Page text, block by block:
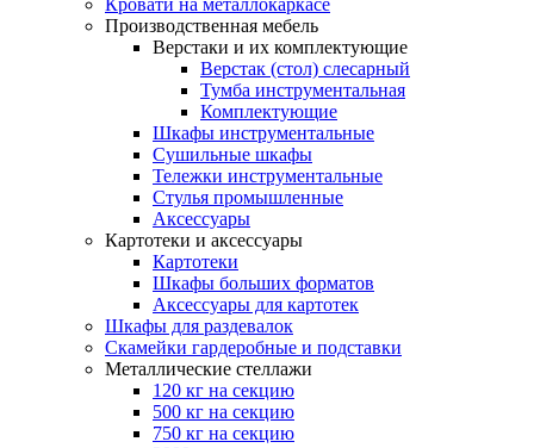
Кровати на металлокаркасе
Производственная мебель
Верстаки и их комплектующие
Верстак (стол) слесарный
Тумба инструментальная
Комплектующие
Шкафы инструментальные
Сушильные шкафы
Тележки инструментальные
Стулья промышленные
Аксессуары
Картотеки и аксессуары
Картотеки
Шкафы больших форматов
Аксессуары для картотек
Шкафы для раздевалок
Скамейки гардеробные и подставки
Металлические стеллажи
120 кг на секцию
500 кг на секцию
750 кг на секцию